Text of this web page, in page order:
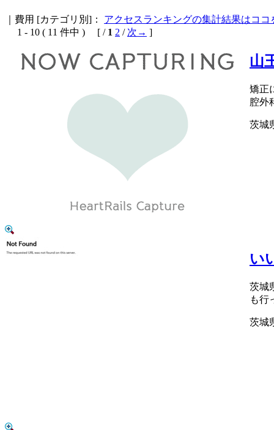
｜費用 [カテゴリ別]： アクセスランキングの集計結果はココ
1 - 10 ( 11 件中 ) [ / 1 2 / 次→ ]
山
矯正
腔外
茨城
い
茨城
も行
茨城